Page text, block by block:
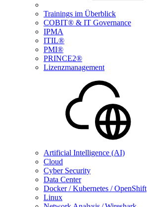
Trainings im Überblick
COBIT® & IT Governance
IPMA
ITIL®
PMI®
PRINCE2®
Lizenzmanagement
Artificial Intelligence (AI)
Cloud
Cyber Security
Data Center
Docker / Kubernetes / OpenShift
Linux